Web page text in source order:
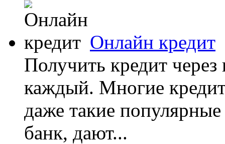
Онлайн кредит
Получить кредит
каждый. Многие
даже такие
банк, дают...